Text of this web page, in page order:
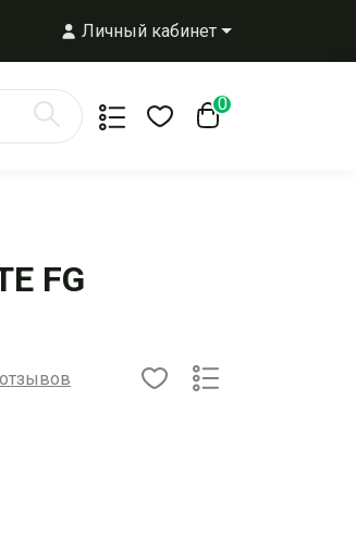
Личный кабинет
0
FG